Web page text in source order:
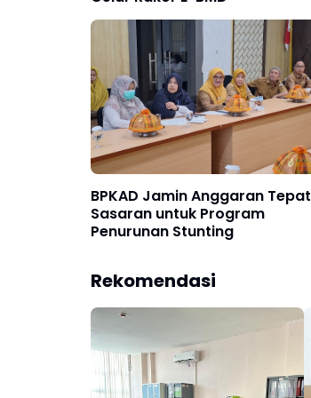
BPKAD Jamin Anggaran Tepat
Sasaran untuk Program
Penurunan Stunting
Rekomendasi